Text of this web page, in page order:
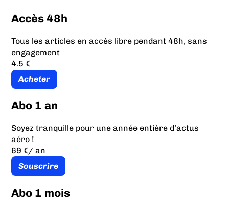
Accès 48h
Tous les articles en accès libre pendant 48h, sans
engagement
4.5 €
Acheter
Abo 1 an
Soyez tranquille pour une année entière d’actus
aéro !
69 €/ an
Souscrire
Abo 1 mois